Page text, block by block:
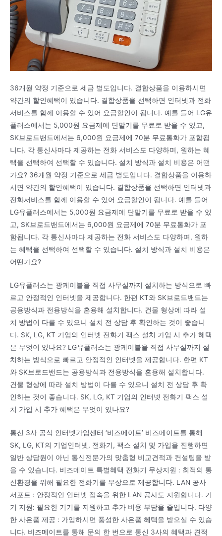
36개월 약정 기준으로 세금 별도입니다. 결합상품을 이용하시면
약간의 할인혜택이 있습니다. 결합상품을 선택하면 인터넷과 전화
서비스를 함께 이용할 수 있어 요금할인이 됩니다. 예를 들어 LG유
플러스에서는 5,000원 요금제에 단말기를 무료로 받을 수 있고,
SK브로드밴드에서는 6,000원 요금제에 70분 무료통화가 포함됩
니다. 각 통신사마다 제공하는 전화 서비스도 다양하며, 원하는 혜
택을 선택하여 선택할 수 있습니다. 설치 방식과 설치 비용은 어떤
가요? 36개월 약정 기준으로 세금 별도입니다. 결합상품을 이용하
시면 약간의 할인혜택이 있습니다. 결합상품을 선택하면 인터넷과
전화서비스를 함께 이용할 수 있어 요금할인이 됩니다. 예를 들어
LG유플러스에서는 5,000원 요금제에 단말기를 무료로 받을 수 있
고, SK브로드밴드에서는 6,000원 요금제에 70분 무료통화가 포
함됩니다. 각 통신사마다 제공하는 전화 서비스도 다양하며, 원하
는 혜택을 선택하여 선택할 수 있습니다. 설치 방식과 설치 비용은
어떤가요?
LG유플러스는 광케이블을 직접 사무실까지 설치하는 방식으로 빠
르고 안정적인 인터넷을 제공합니다. 한편 KT와 SK브로드밴드는
공용방식과 전용방식을 혼용해 설치합니다. 건물 형상에 따라 설
치 방법이 다를 수 있으니 설치 전 상담 후 확인하는 것이 좋습니
다. SK, LG, KT 기업의 인터넷 전화기 팩스 설치 가입 시 추가 혜택
은 무엇이 있나요? LG유플러스는 광케이블을 직접 사무실까지 설
치하는 방식으로 빠르고 안정적인 인터넷을 제공합니다. 한편 KT
와 SK브로드밴드는 공용방식과 전용방식을 혼용해 설치합니다.
건물 형상에 따라 설치 방법이 다를 수 있으니 설치 전 상담 후 확
인하는 것이 좋습니다. SK, LG, KT 기업의 인터넷 전화기 팩스 설
치 가입 시 추가 혜택은 무엇이 있나요?
통신 3사 공식 인터넷가입센터 ‘비즈메이트’ 비즈메이트를 통해
SK, LG, KT의 기업인터넷, 전화기, 팩스 설치 및 가입을 진행하면
일반 상담원이 아닌 통신전문가의 맞춤형 비교견적과 컨설팅을 받
을 수 있습니다. 비즈메이트 특별혜택 전화기 무상지원 : 최적의 통
신환경을 위해 필요한 전화기를 무상으로 제공합니다. LAN 공사
서포트 : 안정적인 인터넷 접속을 위한 LAN 공사도 지원합니다. 기
기 지원: 필요한 기기를 지원하고 추가 비용 부담을 줄입니다. 다양
한 사은품 제공 : 가입하시면 풍성한 사은품 혜택을 받으실 수 있습
니다. 비즈메이트를 통해 문의 한 번으로 통신 3사의 혜택과 견적